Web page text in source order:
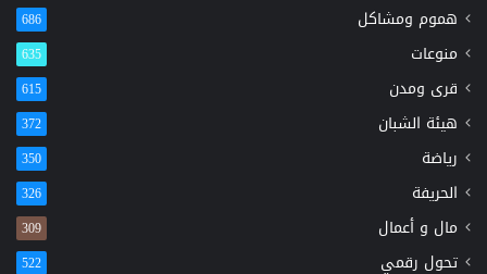
هموم ومشاكل 686
منوعات 635
قرى ومدن 615
هيئة الشبان 372
رياضة 350
الحريفة 326
مال و أعمال 309
تحول رقمي 522